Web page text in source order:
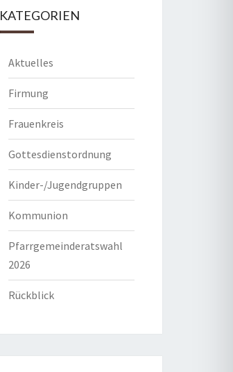
KATEGORIEN
Aktuelles
Firmung
Frauenkreis
Gottesdienstordnung
Kinder-/Jugendgruppen
Kommunion
Pfarrgemeinderatswahl
2026
Rückblick